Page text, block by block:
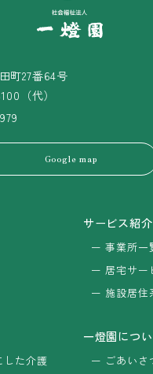
町27番64号
Google map
（代）
サービス紹介
事業所一
居宅サー
施設居住
した介護
一燈園につ
ごあいさ